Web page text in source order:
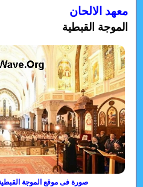
معهد الالحان
الموجة القبطية
صورة فى موقع الموجة